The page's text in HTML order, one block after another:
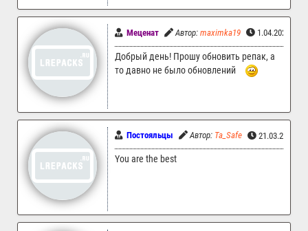
Меценат Автор: maximka19 1.04.2026
Добрый день! Прошу обновить репак, а
то давно не было обновлений
Постояльцы Автор: Ta_Safe 21.03.2026
You are the best